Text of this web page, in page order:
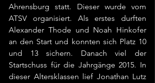
Ahrensburg statt. Dieser wurde vom
ATSV organisiert. Als erstes durften
Alexander Thode und Noah Hinkofer
an den Start und konnten sich Platz 10
und 13 sichern. Danach viel der
Startschuss für die Jahrgänge 2015. In
dieser Altersklassen lief Jonathan Lutz